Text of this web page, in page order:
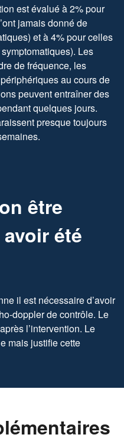
est évalué à 2% pour
jamais donné de
et à 4% pour celles
Les
de fréquence, les
au cours de
peuvent entraîner des
quelques jours.
presque toujours
être
été
il est nécessaire d’avoir
doppler de contrôle. Le
l’intervention. Le
mais justifie cette